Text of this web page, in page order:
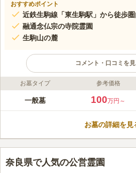
おすすめポイント
近鉄生駒線「東生駒駅」から徒歩
融通念仏宗の寺院霊園
生駒山の麓
コメント・口コミを
ライフドット編集部のコメント
市民から親しまれている生駒山にあ
地元農家組合が運営をしているの
口コミ評価
みんなの評価
3.5
最寄り駅とお墓の間にホームセン
お墓タイプ 参考価格
一般墓 100万円～
お墓の詳細を見
奈良県で人気の公営霊園